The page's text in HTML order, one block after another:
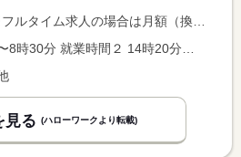
月額（換算額）、パート求人の場合は時間額を表示しています。
見る (ハローワークより転載)